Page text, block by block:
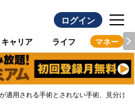
ログイン
キャリア ライフ マネー
適用される手術とされない手術、見分けな